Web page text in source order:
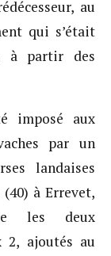
au
qui s’était
à partir des
imposé aux
par un
landaises
à Errevet,
les deux
2, ajoutés au